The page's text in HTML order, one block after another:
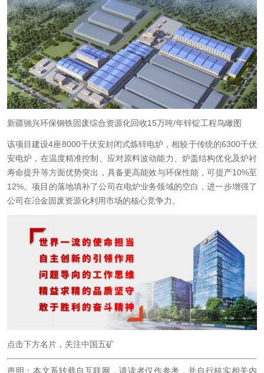
新疆驰兴环保钢铁固废综合资源化回收15万吨/年锌锭工程鸟瞰图
该项目建设4座8000千伏安封闭式炼锌电炉，相较于传统的6300千伏
安电炉，在温度精准控制、应对原料波动能力、炉盖结构优化及炉衬
寿命提升等方面优势突出，具备更高能效与环保性能，可提产10%至
12%。项目的落地填补了公司在电炉业务领域的空白，进一步增强了
公司在冶金固废资源化利用市场的核心竞争力。
点击下方名片，关注中国五矿
声明：本文系转载自互联网，请读者仅作参考，并自行核实相关内